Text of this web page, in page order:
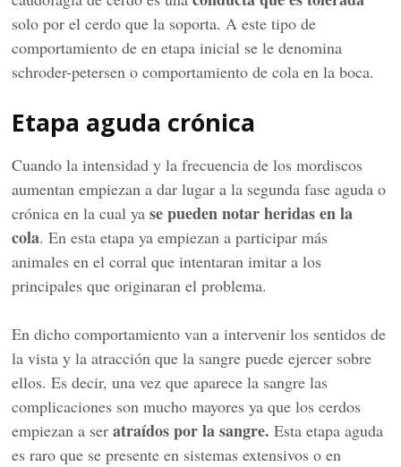
solo por el cerdo que la soporta. A este tipo de
comportamiento de en etapa inicial se le denomina
schroder-petersen o comportamiento de cola en la boca.
Etapa aguda crónica
Cuando la intensidad y la frecuencia de los mordiscos
aumentan empiezan a dar lugar a la segunda fase aguda o
crónica en la cual yase pueden notar heridas en la
cola. En esta etapa ya empiezan a participar más
animales en el corral que intentaran imitar a los
principales que originaran el problema.
En dicho comportamiento van a intervenir los sentidos de
la vista y la atracción que la sangre puede ejercer sobre
ellos. Es decir, una vez que aparece la sangre las
complicaciones son mucho mayores ya que los cerdos
empiezan a seratraídos por la sangre. Esta etapa aguda
es raro que se presente en sistemas extensivos o en